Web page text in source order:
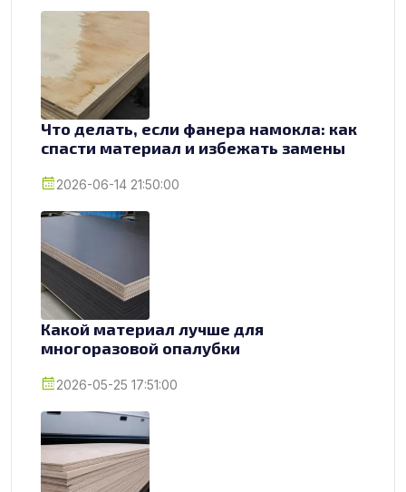
Что делать, если фанера намокла: как
спасти материал и избежать замены
2026-06-14 21:50:00
Какой материал лучше для
многоразовой опалубки
2026-05-25 17:51:00